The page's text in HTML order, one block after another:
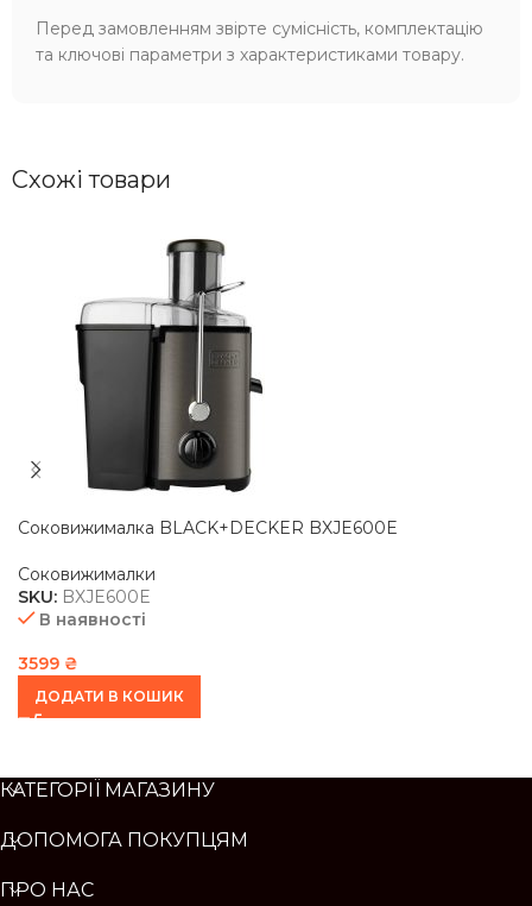
Перед замовленням звірте сумісність, комплектацію
та ключові параметри з характеристиками товару.
Схожі товари
Соковижималка BLACK+DECKER BXJE600E
Соковижималки
SKU: BXJE600E
В наявності
3599 ₴
ДОДАТИ В КОШИК
КАТЕГОРІЇ МАГАЗИНУ
ДОПОМОГА ПОКУПЦЯМ
ПРО НАС